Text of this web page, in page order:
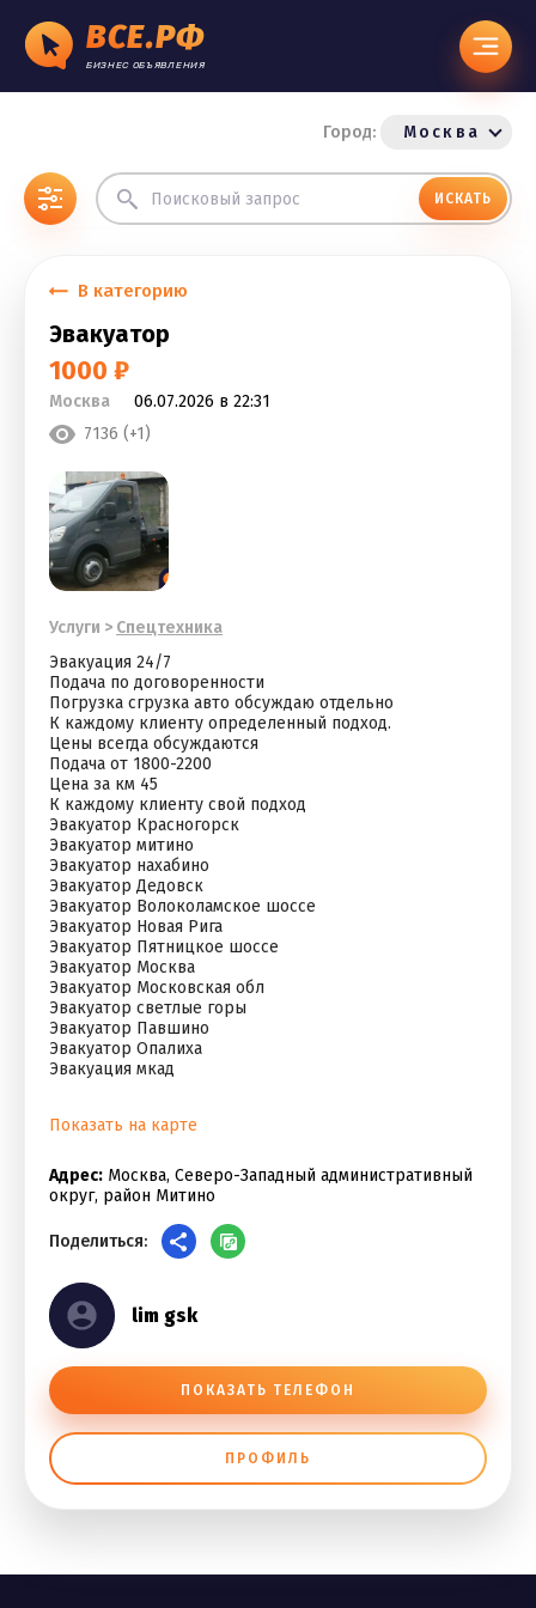
ВСЕ.РФ
БИЗНЕС ОБЪЯВЛЕНИЯ
Город: Москва
ИСКАТЬ
В категорию
Эвакуатор
1000 ₽
Москва
06.07.2026 в 22:31
7136 (+1)
Услуги > Спецтехника
Эвакуация 24/7
Подача по договоренности
Погрузка сгрузка авто обсуждаю отдельно
К каждому клиенту определенный подход.
Цены всегда обсуждаются
Подача от 1800-2200
Цена за км 45
К каждому клиенту свой подход
Эвакуатор Красногорск
Эвакуатор митино
Эвакуатор нахабино
Эвакуатор Дедовск
Эвакуатор Волоколамское шоссе
Эвакуатор Новая Рига
Эвакуатор Пятницкое шоссе
Эвакуатор Москва
Эвакуатор Московская обл
Эвакуатор светлые горы
Эвакуатор Павшино
Эвакуатор Опалиха
Эвакуация мкад
Показать на карте
Адрес: Москва, Северо-Западный административный
округ, район Митино
Поделиться:
lim gsk
ПОКАЗАТЬ ТЕЛЕФОН
ПРОФИЛЬ